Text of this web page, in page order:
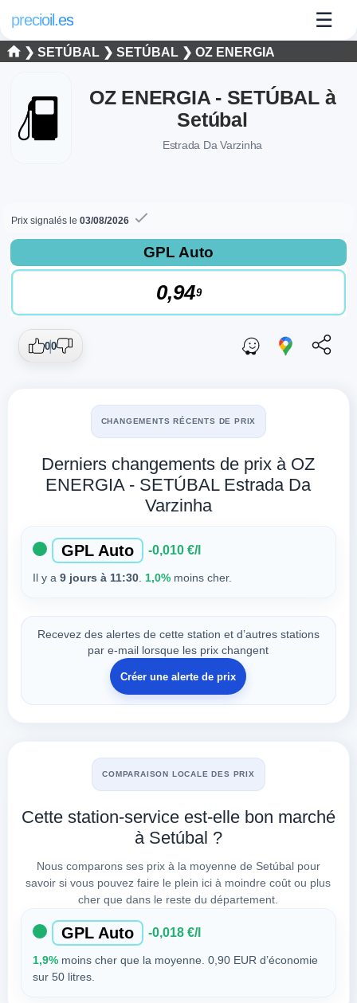
precioil.es ☰
❯SETÚBAL ❯SETÚBAL ❯ OZ ENERGIA
OZ ENERGIA - SETÚBAL à
Setúbal
Estrada Da Varzinha
Prix signalés le03/08/2026
Prix actuels des carburants à Setúbal
Consultez les prix actuels de la station OZ Energia OZ
GPL Auto
0,949
00
CHANGEMENTS RÉCENTS DE PRIX
Derniers changements de prix à OZ
ENERGIA - SETÚBAL Estrada Da
Varzinha
GPL Auto -0,010 €/l
Il y a 9 jours à 11:30. 1,0%moins cher.
Recevez des alertes de cette station et d’autres stations
par e-mail lorsque les prix changent
Créer une alerte de prix
COMPARAISON LOCALE DES PRIX
Cette station-service est-elle bon marché
à Setúbal ?
Nous comparons ses prix à la moyenne de Setúbal pour
savoir si vous pouvez faire le plein ici à moindre coût ou plus
cher que dans le reste du département.
GPL Auto -0,018 €/l
1,9%moins cher que la moyenne. 0,90 EUR d’économie
sur 50 litres.